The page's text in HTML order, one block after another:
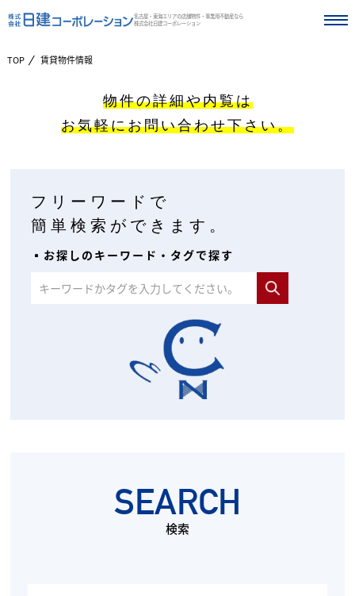
名古屋・東海エリアの店舗物件・事業用不動産なら
株式会社日建コーポレーション
TOP 賃貸物件情報
物件の詳細や内覧は
お気軽にお問い合わせ下さい。
フリーワードで
簡単検索ができます。
▪︎お探しのキーワード・タグで探す
SEARCH
検索